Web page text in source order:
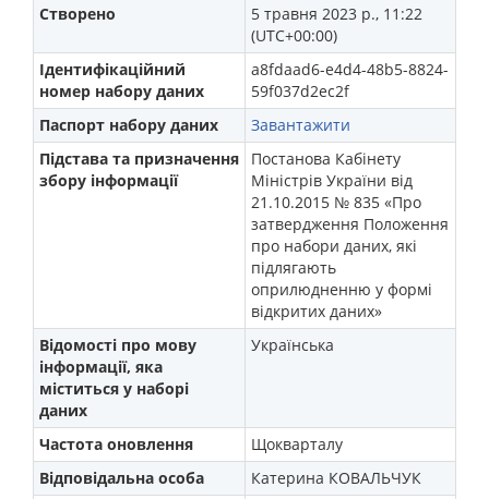
Створено
5 травня 2023 р., 11:22
(UTC+00:00)
Ідентифікаційний
номер набору даних
a8fdaad6-e4d4-48b5-8824-
59f037d2ec2f
Паспорт набору даних
Завантажити
Підстава та призначення
збору інформації
Постанова Кабінету
Міністрів України від
21.10.2015 № 835 «Про
затвердження Положення
про набори даних, які
підлягають
оприлюдненню у формі
відкритих даних»
Відомості про мову
інформації, яка
міститься у наборі
даних
Українська
Частота оновлення
Щокварталу
Відповідальна особа
Катерина КОВАЛЬЧУК